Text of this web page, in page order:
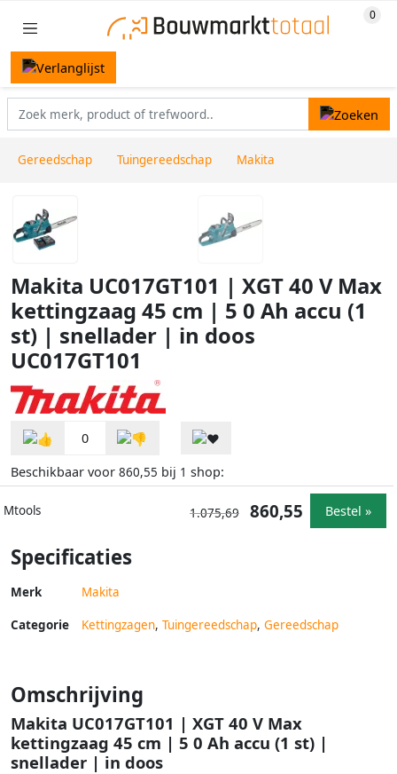
Gereedschap Tuingereedschap Makita
Makita UC017GT101 | XGT 40 V Max
kettingzaag 45 cm | 5 0 Ah accu (1
st) | snellader | in doos
UC017GT101
0
Beschikbaar voor 860,55 bij 1 shop:
Mtools 1.075,69 860,55 Bestel »
Specificaties
Merk Makita
Categorie Kettingzagen, Tuingereedschap, Gereedschap
Omschrijving
Makita UC017GT101 | XGT 40 V Max
kettingzaag 45 cm | 5 0 Ah accu (1 st) |
snellader | in doos